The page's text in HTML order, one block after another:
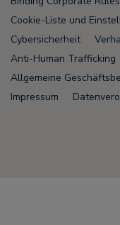
s
F
e
e
d
e
b
o
o
t
a
g
r
a
Cookie-Liste und
Cybersicherheit
Anti-Human Trafficking
Allgemeine
Impressum